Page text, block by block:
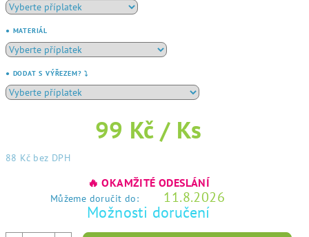
● MATERIÁL
● DODAT S VÝŘEZEM? ⤵️
99 Kč / Ks
88 Kč bez DPH
🔥 OKAMŽITÉ ODESLÁNÍ
Můžeme doručit do: 11.8.2026
Možnosti doručení